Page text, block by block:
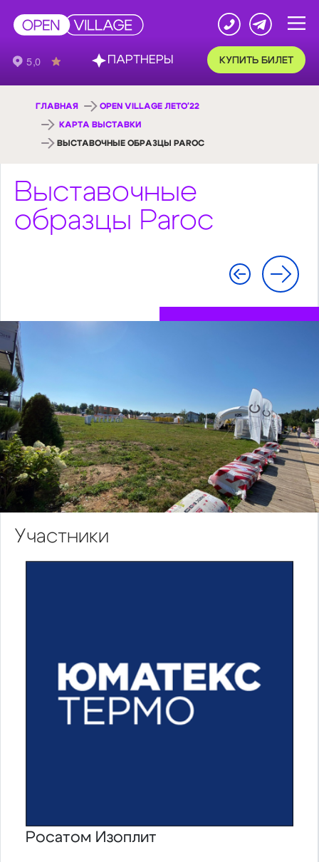
КУПИТЬ БИЛЕТ
ГЛАВНАЯ OPEN VILLAGE ЛЕТО'22
КАРТА ВЫСТАВКИ
ВЫСТАВОЧНЫЕ ОБРАЗЦЫ PAROC
Выставочные
образцы Paroc
Участники
Росатом Изоплит